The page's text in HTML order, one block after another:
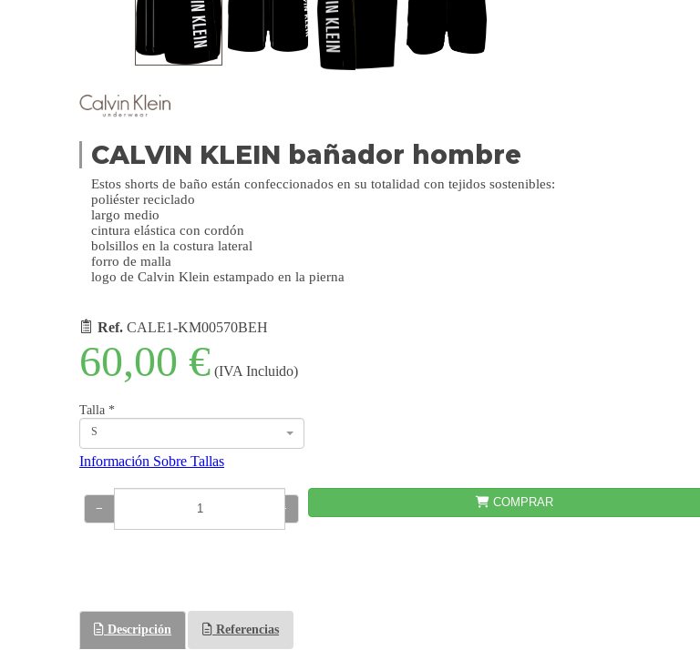
CALVIN KLEIN bañador hombre
Estos shorts de baño están confeccionados en su totalidad con tejidos sostenibles:
poliéster reciclado
largo medio
cintura elástica con cordón
bolsillos en la costura lateral
forro de malla
logo de Calvin Klein estampado en la pierna
Ref. CALE1-KM00570BEH
60,00 € (IVA Incluido)
Talla *
S
Información Sobre Tallas
− + COMPRAR
Descripción Referencias